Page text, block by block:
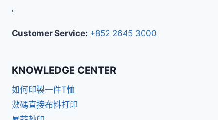
,
Customer Service: +852 2645 3000
KNOWLEDGE CENTER
如何印製一件T恤
數碼直接布料打印